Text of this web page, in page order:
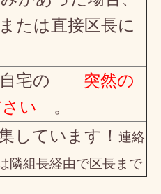
たは直接区長に
自宅の 突然の
い 。
しています！ 連絡
隣組長経由で区長まで